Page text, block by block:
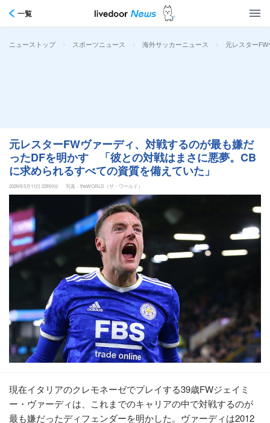
一覧
ニューストップ > スポーツニュース > 海外サッカーニュース > 元レスター
元レスターFWヴァーディ、対戦するのが最も嫌だ
ったDFを明かす 「彼との対戦はまさに悪夢。CB
に求められるすべての資質を備えていた」
2026年5月11日 22時0分 写真：theWORLD（ザ・ワールド）
現在イタリアのクレモネーゼでプレイする39歳FWジェイミ
ー・ヴァーディは、これまでのキャリアの中で対戦するのが
最も嫌だったディフェンダーを明かした。ヴァーディは2012